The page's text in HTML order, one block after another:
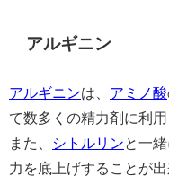
アルギニン
アルギニンは、 アミノ酸
て数多くの精力剤に利用
また、
シトルリン と一
力を底上げすることが出